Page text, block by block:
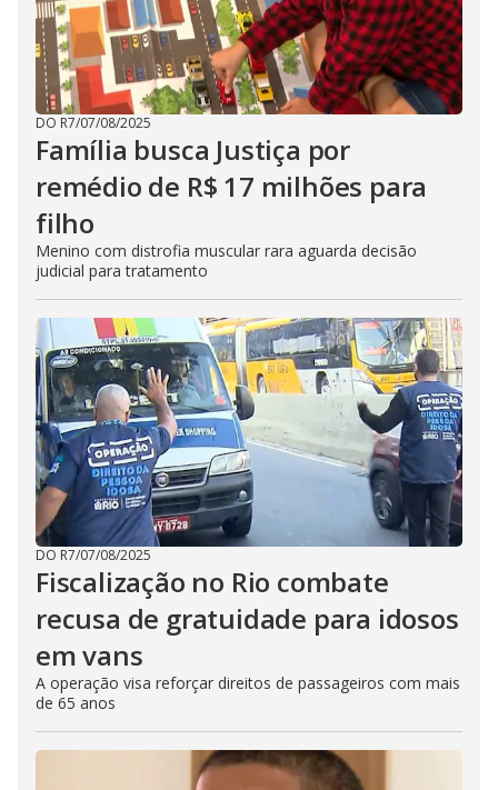
DO R7/07/08/2025
Família busca Justiça por
remédio de R$ 17 milhões para
filho
Menino com distrofia muscular rara aguarda decisão
judicial para tratamento
DO R7/07/08/2025
Fiscalização no Rio combate
recusa de gratuidade para idosos
em vans
A operação visa reforçar direitos de passageiros com mais
de 65 anos